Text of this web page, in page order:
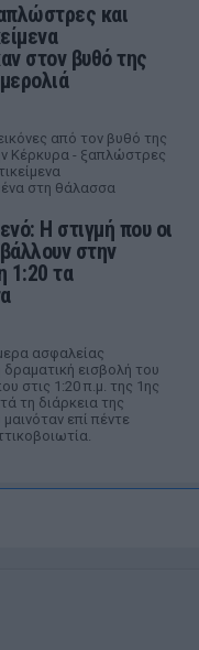
και
στον βυθό της
από τον βυθό της
Κέρκυρα - ξαπλώστρες
στη θάλασσα
Η στιγμή που οι
στην
1:20 τα
ασφαλείας
εισβολή του
στις 1:20 π.μ. της 1ης
τη διάρκεια της
επί πέντε